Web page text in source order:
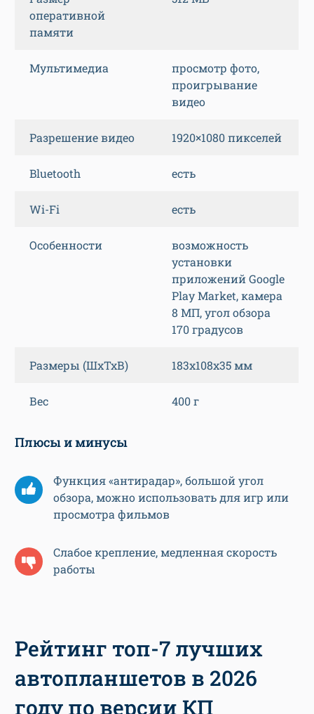
оперативной
памяти
Мультимедиа
просмотр фото,
проигрывание
видео
Разрешение видео 1920×1080 пикселей
Bluetooth есть
Wi-Fi есть
Особенности
возможность
установки
приложений Google
Play Market, камера
8 МП, угол обзора
170 градусов
Размеры (ШхТхВ) 183х108х35 мм
Вес 400 г
Плюсы и минусы
Функция «антирадар», большой угол
обзора, можно использовать для игр или
просмотра фильмов
Слабое крепление, медленная скорость
работы
Рейтинг топ-7 лучших
автопланшетов в 2026
году по версии КП